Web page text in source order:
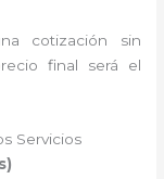
cotización sin
final será el
Servicios